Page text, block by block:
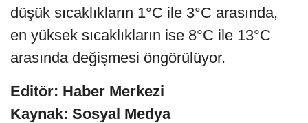
düşük sıcaklıkların 1°C ile 3°C arasında,
en yüksek sıcaklıkların ise 8°C ile 13°C
arasında değişmesi öngörülüyor.
Editör: Haber Merkezi
Kaynak: Sosyal Medya